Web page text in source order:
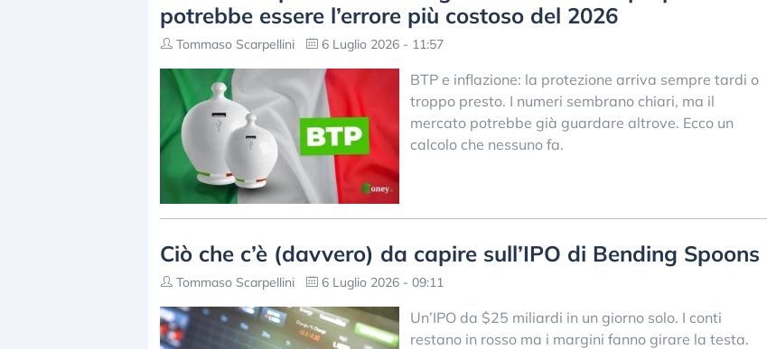
potrebbe essere l’errore più costoso del 2026
Tommaso Scarpellini 6 Luglio 2026 - 11:57
BTP e inflazione: la protezione arriva sempre tardi o
troppo presto. I numeri sembrano chiari, ma il
mercato potrebbe già guardare altrove. Ecco un
calcolo che nessuno fa.
Ciò che c’è (davvero) da capire sull’IPO di Bending Spoons
Tommaso Scarpellini 6 Luglio 2026 - 09:11
Un’IPO da $25 miliardi in un giorno solo. I conti
restano in rosso ma i margini fanno girare la testa.